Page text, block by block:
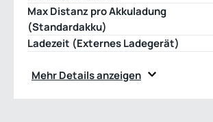
Max Distanz pro Akkuladung
(Standardakku)
Ladezeit (Externes Ladegerät)
Mehr Details anzeigen